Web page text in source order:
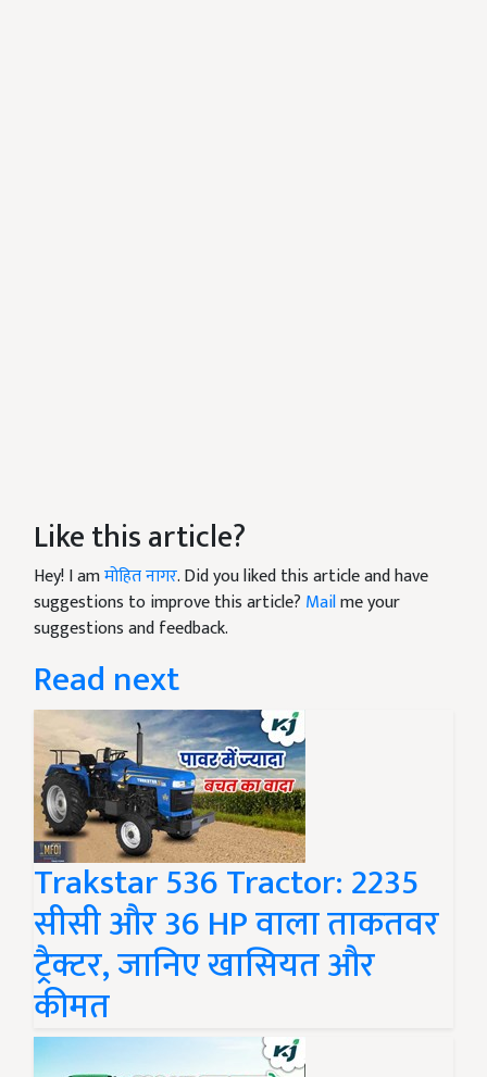
Like this article?
Hey! I amमोहित नागर. Did you liked this article and have
suggestions to improve this article? Mailme your
suggestions and feedback.
Read next
Trakstar 536 Tractor: 2235
सीसी और 36 HP वाला ताकतवर
ट्रैक्टर, जानिए खासियत और
कीमत